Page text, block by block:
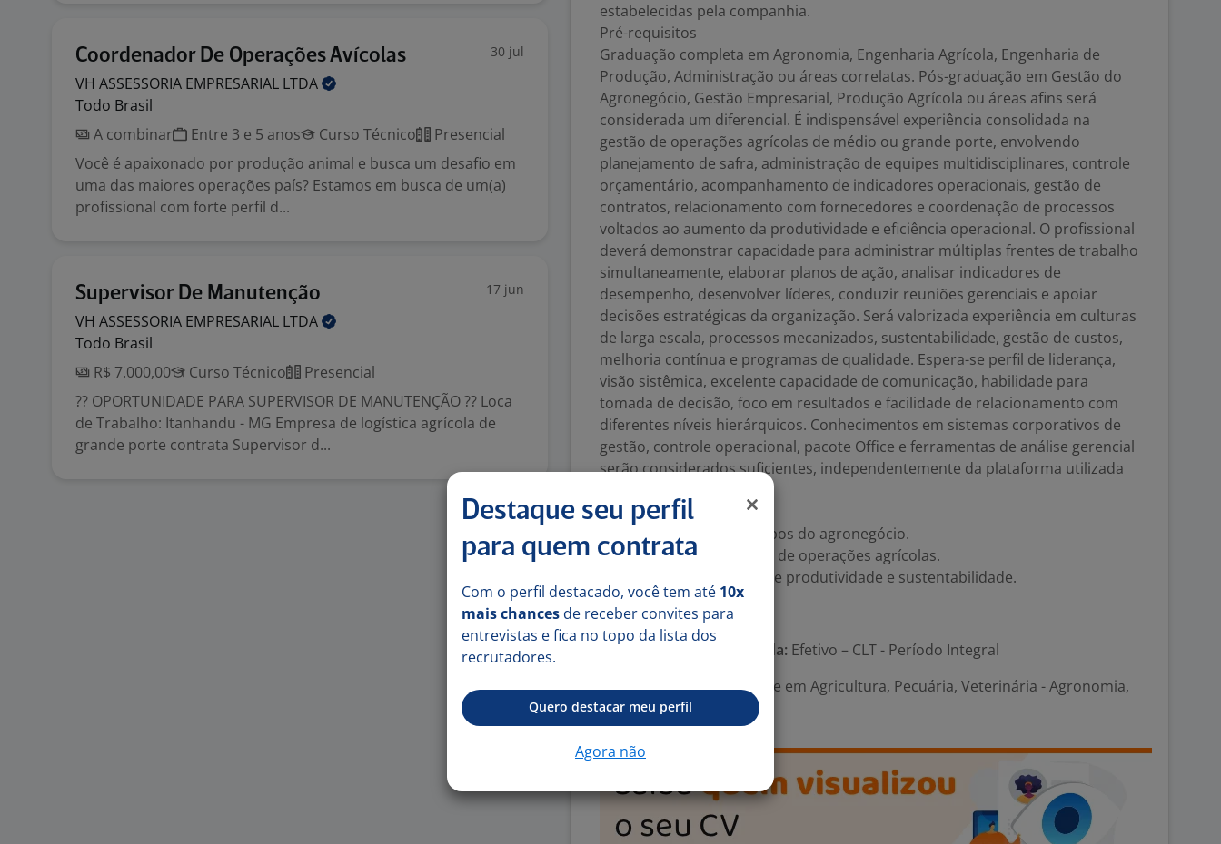
Coordenador De Operações Avícolas 30 jul
VH ASSESSORIA EMPRESARIAL LTDA
Todo Brasil
A combinar
Entre 3 e 5 anos Curso Técnico
Presencial
Você é apaixonado por produção animal e busca um desafio em
uma das maiores operações país? Estamos em busca de um(a)
profissional com forte perfil d...
Supervisor De Manutenção 17 jun
VH ASSESSORIA EMPRESARIAL LTDA
Todo Brasil
R$ 7.000,00
Curso Técnico
Presencial
?? OPORTUNIDADE PARA SUPERVISOR DE MANUTENÇÃO ?? Loca
de Trabalho: Itanhandu - MG Empresa de logística agrícola de
grande porte contrata Supervisor d...
estabelecidas pela companhia.
Pré-requisitos
Graduação completa em Agronomia, Engenharia Agrícola, Engenharia de
Produção, Administração ou áreas correlatas. Pós-graduação em Gestão do
Agronegócio, Gestão Empresarial, Produção Agrícola ou áreas afins será
considerada um diferencial. É indispensável experiência consolidada na
gestão de operações agrícolas de médio ou grande porte, envolvendo
planejamento de safra, administração de equipes multidisciplinares, controle
orçamentário, acompanhamento de indicadores operacionais, gestão de
contratos, relacionamento com fornecedores e coordenação de processos
voltados ao aumento da produtividade e eficiência operacional. O profissional
deverá demonstrar capacidade para administrar múltiplas frentes de trabalho
simultaneamente, elaborar planos de ação, analisar indicadores de
desempenho, desenvolver líderes, conduzir reuniões gerenciais e apoiar
decisões estratégicas da organização. Será valorizada experiência em culturas
de larga escala, processos mecanizados, sustentabilidade, gestão de custos,
melhoria contínua e programas de qualidade. Espera-se perfil de liderança,
visão sistêmica, excelente capacidade de comunicação, habilidade para
tomada de decisão, foco em resultados e facilidade de relacionamento com
diferentes níveis hierárquicos. Conhecimentos em sistemas corporativos de
gestão, controle operacional, pacote Office e ferramentas de análise gerencial
serão considerados suficientes, independentemente da plataforma utilizada
Diferenciais
Vivência em grandes grupos do agronegócio.
Experiência em expansão de operações agrícolas.
Atuação em programas de produtividade e sustentabilidade.
Número de vagas:1
Tipo de contrato e Jornada: Efetivo – CLT - Período Integral
Área Profissional:Gerente em Agricultura, Pecuária, Veterinária - Agronomia,
Agrobusiness
Destaque seu perfil
para quem contrata
Com o perfil destacado, você tem até 10x
mais chances de receber convites para
entrevistas e fica no topo da lista dos
recrutadores.
Quero destacar meu perfil
Agora não